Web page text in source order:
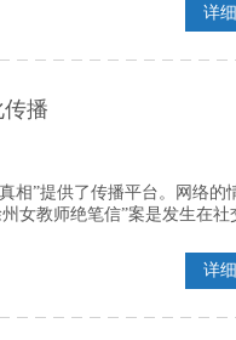
详
播
相”提供了传播平台。网络的
女教师绝笔信”案是发生在社
详